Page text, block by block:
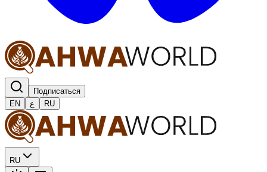
Подписаться
EN
ع RU
RU